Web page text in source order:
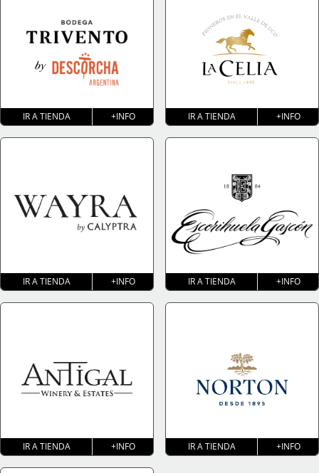
IR A TIENDA +INFO IR A TIENDA +INFO
IR A TIENDA +INFO IR A TIENDA +INFO
IR A TIENDA +INFO IR A TIENDA +INFO